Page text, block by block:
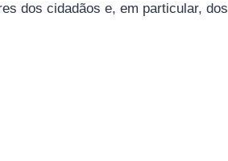
dos cidadãos e, em particular, dos